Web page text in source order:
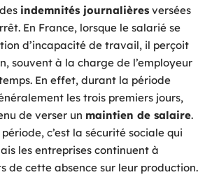
indemnités journalières versées
En France, lorsque le salarié se
d’incapacité de travail, il perçoit
souvent à la charge de l’employeur
En effet, durant la période
les trois premiers jours,
de verser un maintien de salaire.
c’est la sécurité sociale qui
les entreprises continuent à
de cette absence sur leur production.